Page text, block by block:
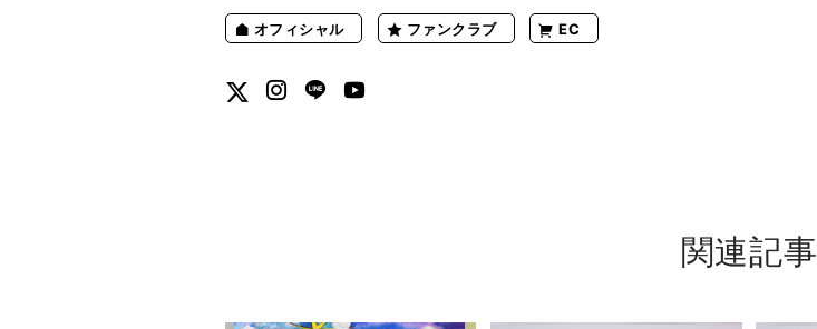
オフィシャル ファンクラブ EC
関連記事